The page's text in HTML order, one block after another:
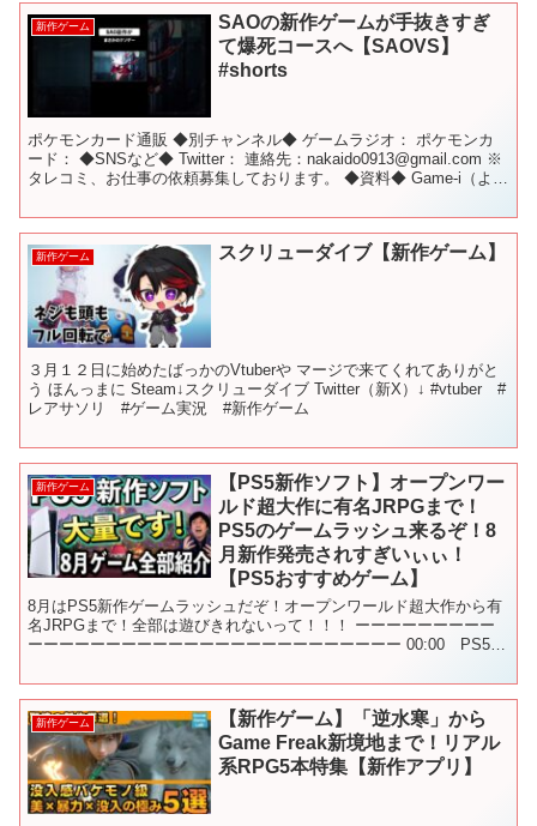
新作ゲーム
SAOの新作ゲームが手抜きすぎ
て爆死コースへ【SAOVS】
#shorts
ポケモンカード通販 ◆別チャンネル◆ ゲームラジオ： ポケモンカ
ード： ◆SNSなど◆ Twitter：​ 連絡先：nakaido0913@gmail.com ※
タレコミ、お仕事の依頼募集しております。 ◆資料◆ Game-i（よく
新作ゲーム スクリューダイブ【新作ゲーム】
３月１２日に始めたばっかのVtuberや マージで来てくれてありがと
う ほんっまに Steam↓スクリューダイブ Twitter（新X）↓ #vtuber #
レアサソリ #ゲーム実況 #新作ゲーム
新作ゲーム
【PS5新作ソフト】オープンワー
ルド超大作に有名JRPGまで！
PS5のゲームラッシュ来るぞ！8
月新作発売されすぎいぃぃ！
【PS5おすすめゲーム】
8月はPS5新作ゲームラッシュだぞ！オープンワールド超大作から有
名JRPGまで！全部は遊びきれないって！！！ ーーーーーーーーー
ーーーーーーーーーーーーーーーーーーーーーーーー 00:00 PS5の
新作ゲーム
【新作ゲーム】「逆水寒」から
Game Freak新境地まで！リアル
系RPG5本特集【新作アプリ】